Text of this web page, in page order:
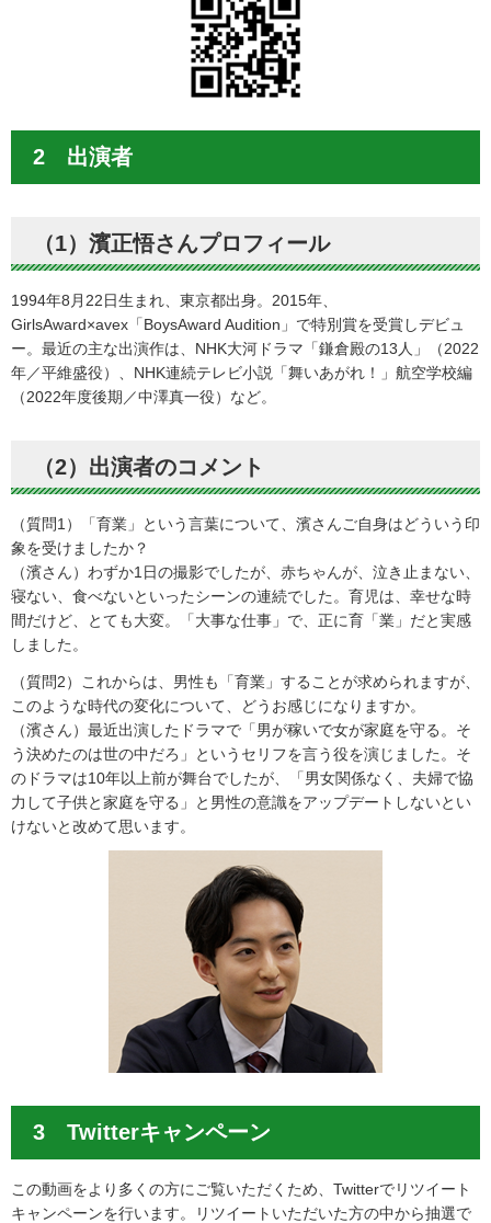
2 出演者
（1）濱正悟さんプロフィール
1994年8月22日生まれ、東京都出身。2015年、
GirlsAward×avex「BoysAward Audition」で特別賞を受賞しデビュ
ー。最近の主な出演作は、NHK大河ドラマ「鎌倉殿の13人」（2022
年／平維盛役）、NHK連続テレビ小説「舞いあがれ！」航空学校編
（2022年度後期／中澤真一役）など。
（2）出演者のコメント
（質問1）「育業」という言葉について、濱さんご自身はどういう印
象を受けましたか？
（濱さん）わずか1日の撮影でしたが、赤ちゃんが、泣き止まない、
寝ない、食べないといったシーンの連続でした。育児は、幸せな時
間だけど、とても大変。「大事な仕事」で、正に育「業」だと実感
しました。
（質問2）これからは、男性も「育業」することが求められますが、
このような時代の変化について、どうお感じになりますか。
（濱さん）最近出演したドラマで「男が稼いで女が家庭を守る。そ
う決めたのは世の中だろ」というセリフを言う役を演じました。そ
のドラマは10年以上前が舞台でしたが、「男女関係なく、夫婦で協
力して子供と家庭を守る」と男性の意識をアップデートしないとい
けないと改めて思います。
3 Twitterキャンペーン
この動画をより多くの方にご覧いただくため、Twitterでリツイート
キャンペーンを行います。リツイートいただいた方の中から抽選で